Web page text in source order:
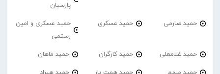
پارسیان
حمید صارمی حمید عسکری
حمید عسکری و امین
رستمی
حمید غلامعلی حمید کارگران حمید ماهان